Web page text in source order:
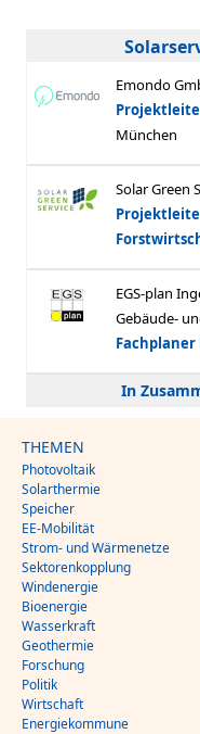
In
THEMEN
Photovoltaik
Solarthermie
Speicher
EE-Mobilität
Strom- und Wärmenetze
Sektorenkopplung
Windenergie
Bioenergie
Wasserkraft
Geothermie
Forschung
Politik
Wirtschaft
Energiekommune